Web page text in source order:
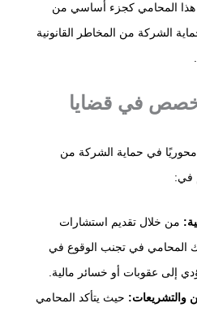
هذا المحامي كجزء أساسي من
الشركة من المخاطر القانونية
في قضايا
محوريًا في حماية الشركة من
في:​
من خلال تقديم استشارات
المحامي في تجنب الوقوع في
إلى عقوبات أو خسائر مالية.​
والتشريعات: حيث يتأكد المحامي